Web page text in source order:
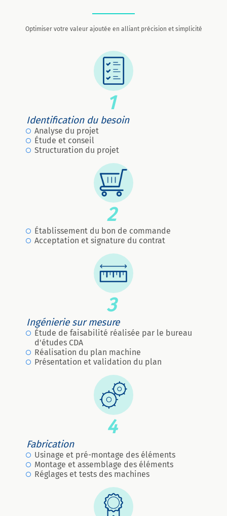
Optimiser votre valeur ajoutée en alliant précision et simplicité
1
Identification du besoin
Analyse du projet
Étude et conseil
Structuration du projet
2
Établissement du bon de commande
Acceptation et signature du contrat
3
Ingénierie sur mesure
Étude de faisabilité réalisée par le bureau
d'études CDA
Réalisation du plan machine
Présentation et validation du plan
4
Fabrication
Usinage et pré-montage des éléments
Montage et assemblage des éléments
Réglages et tests des machines